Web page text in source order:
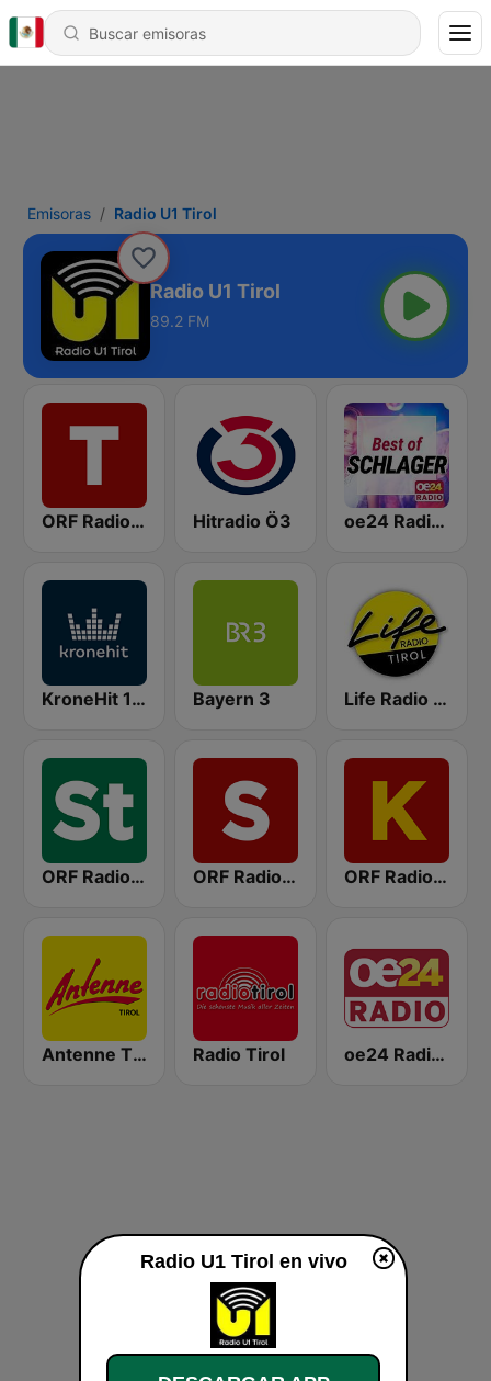
Emisoras Radio U1 Tirol
Radio U1 Tirol
89.2 FM
ORF Radio Tirol Hitradio Ö3 oe24 Radio - Best of Schlager
KroneHit 105.8 Bayern 3 Life Radio Tirol
ORF Radio Steiermark ORF Radio Salzburg ORF Radio Kärnten
Antenne Tirol Radio Tirol oe24 Radio - LIVE
Radio U1 Tirol en vivo